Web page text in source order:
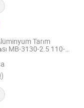
Tarım
sı MB-3130-2.5 110-
Co., Ltd.